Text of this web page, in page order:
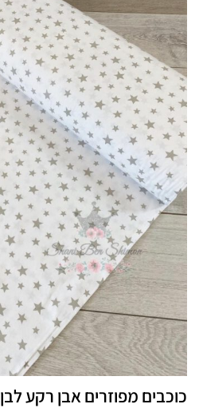
כוכבים מפוזרים אבן רקע לבן